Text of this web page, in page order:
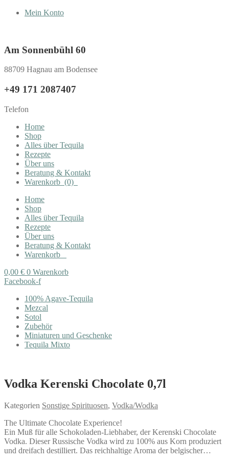
Mein Konto
Am Sonnenbühl 60
88709 Hagnau am Bodensee
+49 171 2087407
Telefon
Home
Shop
Alles über Tequila
Rezepte
Über uns
Beratung & Kontakt
Warenkorb (0)
Home
Shop
Alles über Tequila
Rezepte
Über uns
Beratung & Kontakt
Warenkorb
0,00 € 0 Warenkorb
Facebook-f
100% Agave-Tequila
Mezcal
Sotol
Zubehör
Miniaturen und Geschenke
Tequila Mixto
Vodka Kerenski Chocolate 0,7l
Kategorien Sonstige Spirituosen, Vodka/Wodka
The Ultimate Chocolate Experience!
Ein Muß für alle Schokoladen-Liebhaber, der Kerenski Chocolate
Vodka. Dieser Russische Vodka wird zu 100% aus Korn produziert
und dreifach destilliert. Das reichhaltige Aroma der belgischer…